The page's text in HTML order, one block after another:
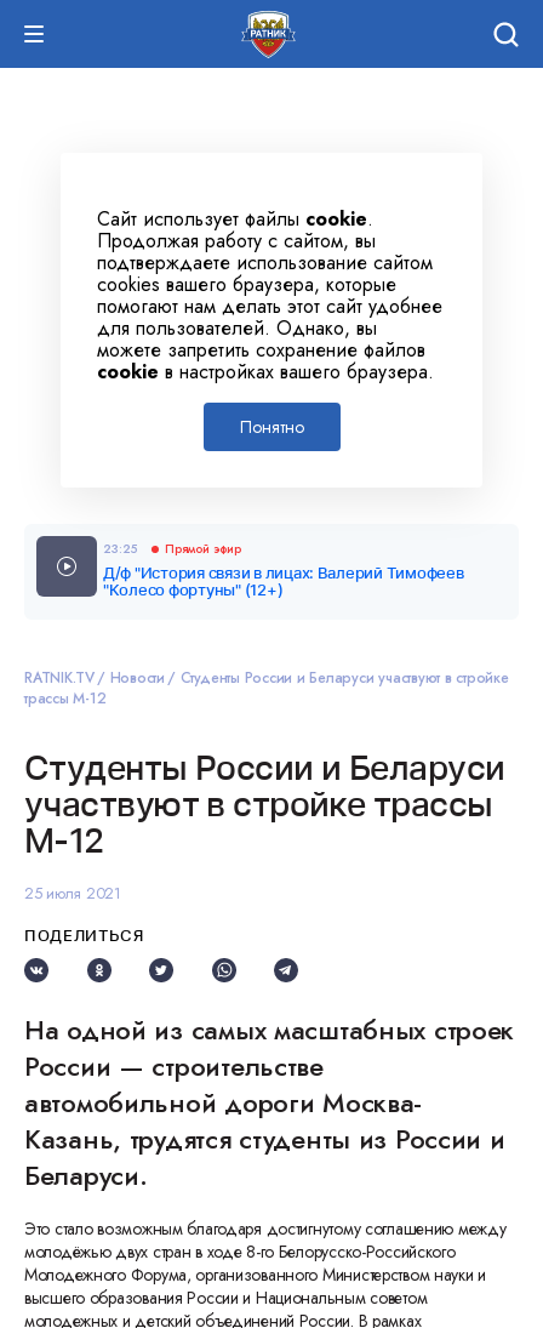
Сайт использует файлы cookie.
Продолжая работу с сайтом, вы
подтверждаете использование сайтом
cookies вашего браузера, которые
помогают нам делать этот сайт удобнее
для пользователей. Однако, вы
можете запретить сохранение файлов
cookie в настройках вашего браузера.
Понятно
23:25 Прямой эфир
Д/ф "История связи в лицах: Валерий Тимофеев
"Колесо фортуны" (12+)
RATNIK.TV Новости
Студенты России и Беларуси участвуют в стройке
трассы М-12
Студенты России и Беларуси
участвуют в стройке трассы
М-12
25 июля 2021
ПОДЕЛИТЬСЯ
На одной из самых масштабных строек
России — строительстве
автомобильной дороги Москва-
Казань, трудятся студенты из России и
Беларуси.
Это стало возможным благодаря достигнутому соглашению между
молодёжью двух стран в ходе 8-го Белорусско-Российского
Молодежного Форума, организованного Министерством науки и
высшего образования России и Национальным советом
молодежных и детский объединений России. В рамках